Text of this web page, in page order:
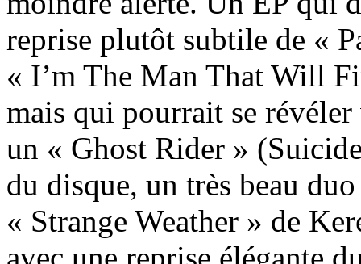
reprise plutôt subtile de «
« I’m The Man That Will
mais qui pourrait se
un « Ghost Rider »
du disque, un très beau
« Strange Weather » de
avec une reprise élégante